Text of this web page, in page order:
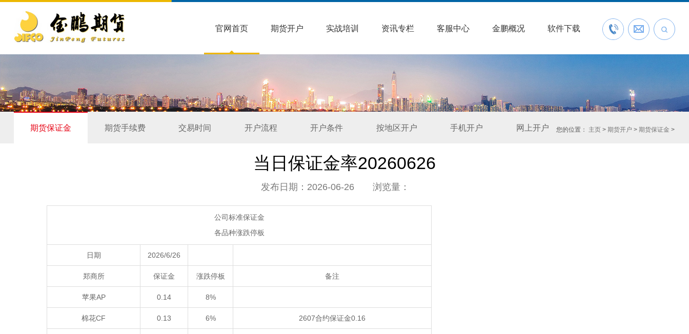
联系我们预约开户
官网首页 期货开户 实战培训 资讯专栏 客服中心 金鹏概况 软件下载
期货保证金 期货手续费 交易时间 开户流程 开户条件 按地区开户 手机开户 网上开户 您的位置： 主页 >期货开户 >期货保证金 >
当日保证金率20260626
发布日期：2026-06-26 浏览量：
公司标准保证金
各品种涨跌停板
日期 2026/6/26
郑商所 保证金 涨跌停板 备注
苹果AP 0.14 8%
棉花CF 0.13 6% 2607合约保证金0.16